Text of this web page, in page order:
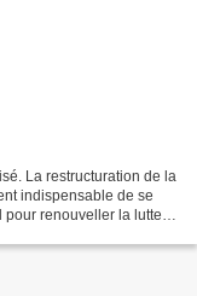
La restructuration de la
indispensable de se
pour renouveller la lutte